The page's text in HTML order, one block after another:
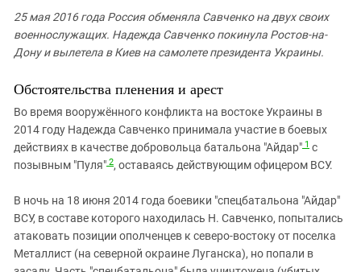
25 мая 2016 года Россия обменяла Савченко на двух своих
военнослужащих. Надежда Савченко покинула Ростов-на-
Дону и вылетела в Киев на самолете президента Украины.
Обстоятельства пленения и арест
Во время вооружённого конфликта на востоке Украины в
2014 году Надежда Савченко принимала участие в боевых
действиях в качестве добровольца батальона "Айдар" 1 с
позывным "Пуля" 2, оставаясь действующим офицером ВСУ.
В ночь на 18 июня 2014 года боевики "спецбатальона "Айдар"
ВСУ, в составе которого находилась Н. Савченко, попытались
атаковать позиции ополченцев к северо-востоку от поселка
Металлист (на северной окраине Луганска), но попали в